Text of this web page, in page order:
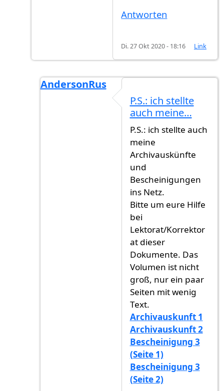
Antworten
Di. 27 Okt 2020 - 18:16 Link
AndersonRus
Vielen Dank an dir, ein…
P.S.: ich stellte
auch meine…
P.S.: ich stellte auch
meine
Archivauskünfte
und
Bescheinigungen
ins Netz.
Bitte um eure Hilfe
bei
Lektorat/Korrektor
at dieser
Dokumente. Das
Volumen ist nicht
groß, nur ein paar
Seiten mit wenig
Text.
Archivauskunft 1
Archivauskunft 2
Bescheinigung 3
(Seite 1)
Bescheinigung 3
(Seite 2)